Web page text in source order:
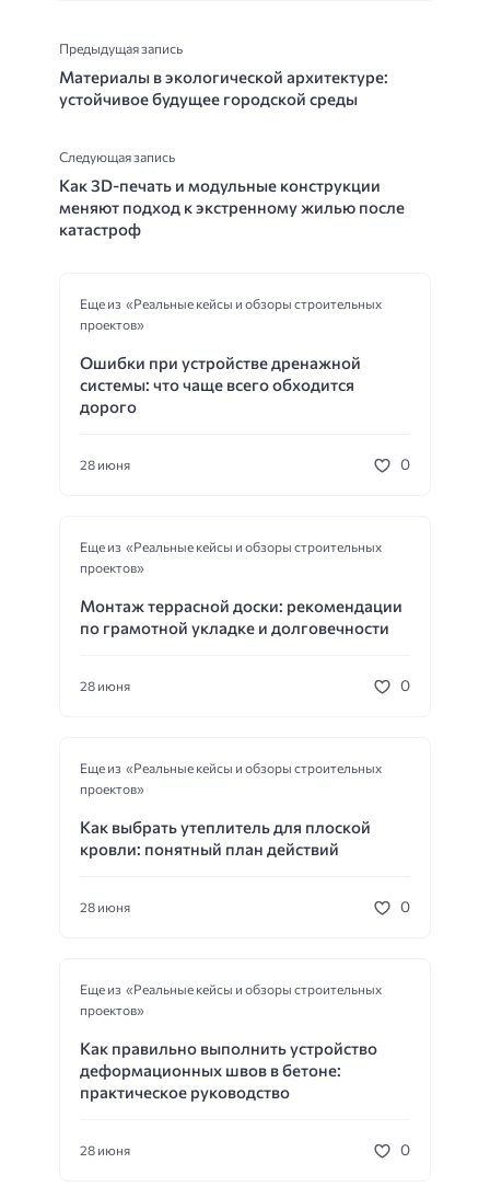
Предыдущая запись
Материалы в экологической архитектуре:
устойчивое будущее городской среды
Следующая запись
Как 3D-печать и модульные конструкции
меняют подход к экстренному жилью после
катастроф
Еще из «Реальные кейсы и обзоры строительных
проектов»
Ошибки при устройстве дренажной
системы: что чаще всего обходится
дорого
28 июня 0
Еще из «Реальные кейсы и обзоры строительных
проектов»
Монтаж террасной доски: рекомендации
по грамотной укладке и долговечности
28 июня 0
Еще из «Реальные кейсы и обзоры строительных
проектов»
Как выбрать утеплитель для плоской
кровли: понятный план действий
28 июня 0
Еще из «Реальные кейсы и обзоры строительных
проектов»
Как правильно выполнить устройство
деформационных швов в бетоне:
практическое руководство
28 июня 0